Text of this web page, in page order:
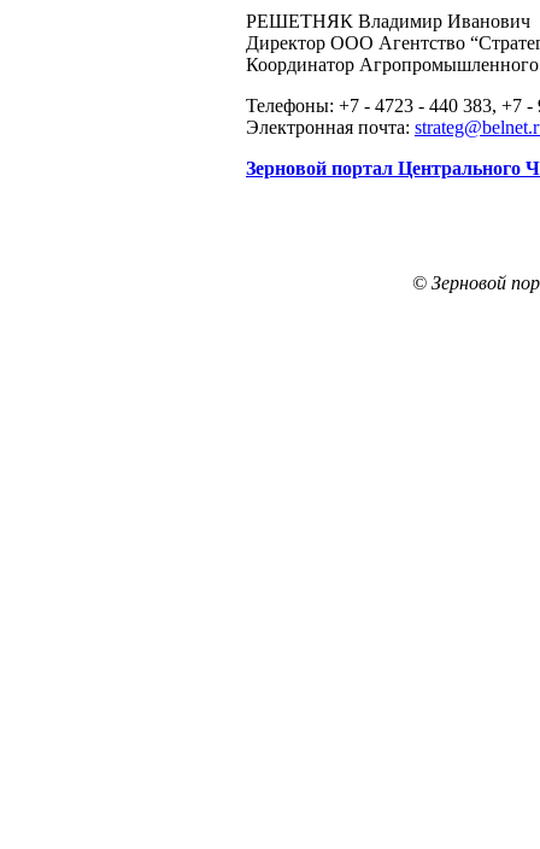
РЕШЕТНЯК Владимир Иванович
Директор ООО Агентство
Координатор Агропромышленного
Телефоны: +7 - 4723 - 440 383, +7 -
Электронная почта:
Зерновой портал Центрального
© Зерновой